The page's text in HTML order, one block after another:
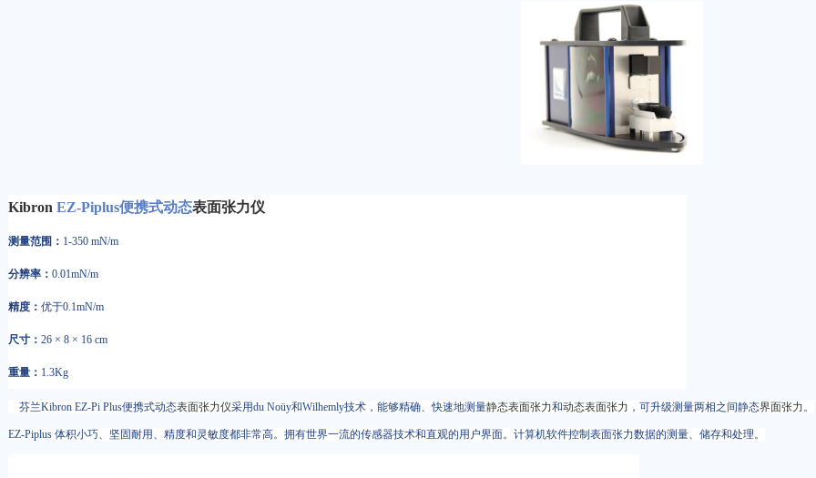
Kibron EZ-Piplus便携式动态表面张力仪
测量范围： 1-350 mN/m
分辨率： 0.01mN/m
精度： 优于0.1mN/m
尺寸： 26 × 8 × 16 cm
重量： 1.3Kg
芬兰Kibron EZ-Pi Plus便携式动态表面张力仪采用du Noüy和Wilhemly技术，能够精确、快速地测量静态表面张力和动态表面张力 ，可升级测量两相之间静态界面张力 。
EZ-Piplus 体积小巧、坚固耐用、精度和灵敏度都非常高。拥有世界一流的传感器技术和直观的用户界面。计算机软件控制表面张力数据的测量、储存和处理。